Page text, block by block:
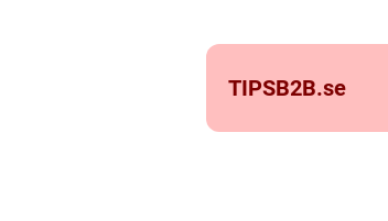
TIPSB2B.se